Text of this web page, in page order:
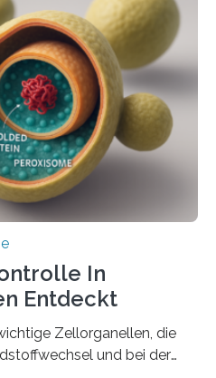
In
Entdeckt
Zellorganellen, die
und bei der